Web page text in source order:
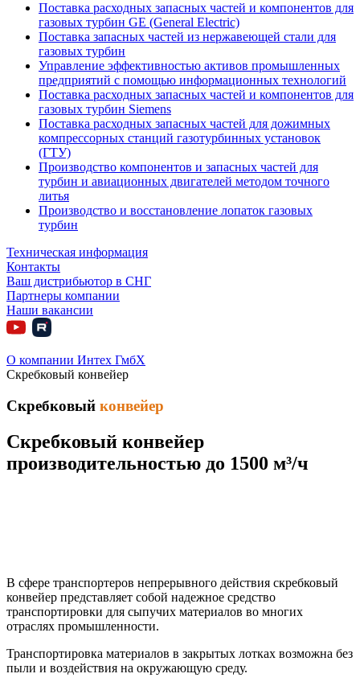
Поставка расходных запасных частей и компонентов для
газовых турбин GE (General Electric)
Поставка запасных частей из нержавеющей стали для
газовых турбин
Управление эффективностью активов промышленных
предприятий с помощью информационных технологий
Поставка расходных запасных частей и компонентов для
газовых турбин Siemens
Поставка расходных запасных частей для дожимных
компрессорных станций газотурбинных установок
(ГТУ)
Производство компонентов и запасных частей для
турбин и авиационных двигателей методом точного
литья
Производство и восстановление лопаток газовых
турбин
Техническая информация
Контакты
Ваш дистрибьютор в СНГ
Партнеры компании
Наши вакансии
О компании Интех ГмбХ
Скребковый конвейер
Скребковый конвейер
Скребковый конвейер
производительностью до 1500 м³/ч
В сфере транспортеров непрерывного действия скребковый
конвейер представляет собой надежное средство
транспортировки для сыпучих материалов во многих
отраслях промышленности.
Транспортировка материалов в закрытых лотках возможна без
пыли и воздействия на окружающую среду.